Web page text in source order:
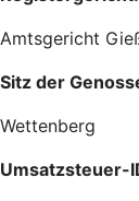
Amtsgericht
Sitz der
Wettenberg
Umsatzsteuer-